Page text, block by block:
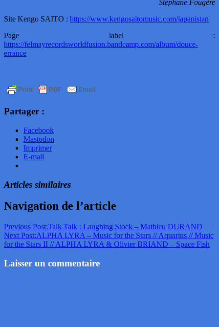
Stéphane Fougère
Site Kengo SAITO : https://www.kengosaitomusic.com/japanistan
Page label :
https://felmayrecordsworldfusion.bandcamp.com/album/douce-
errance
Partager :
Facebook
Mastodon
Imprimer
E-mail
Articles similaires
Navigation de l’article
Previous Post:Talk Talk : Laughing Stock – Mathieu DURAND
Next Post:ALPHA LYRA – Music for the Stars // Aquarius // Music
for the Stars II // ALPHA LYRA & Olivier BRIAND – Space Fish
Laisser un commentaire